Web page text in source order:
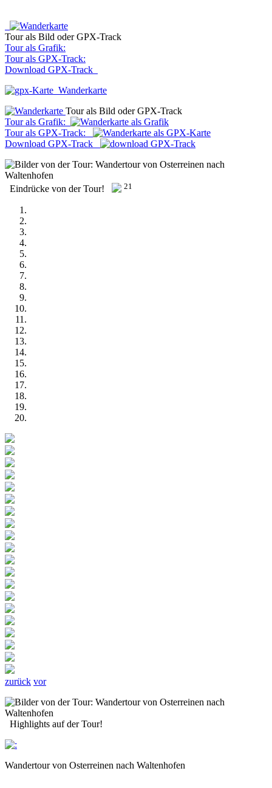
Tour als Bild oder GPX-Track
Tour als Grafik:
Tour als GPX-Track:
Download GPX-Track
Wanderkarte
Tour als Bild oder GPX-Track
Tour als Grafik:
Tour als GPX-Track:
Download GPX-Track
Eindrücke von der Tour! 21
zurück vor
Highlights auf der Tour!
Wandertour von Osterreinen nach Waltenhofen